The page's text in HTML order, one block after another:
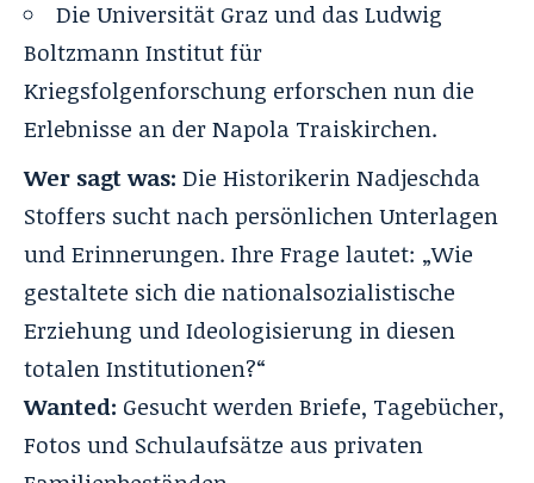
Die Universität Graz und das Ludwig
Boltzmann Institut für
Kriegsfolgenforschung erforschen nun die
Erlebnisse an der Napola Traiskirchen.
Wer sagt was: Die Historikerin Nadjeschda
Stoffers sucht nach persönlichen Unterlagen
und Erinnerungen. Ihre Frage lautet: „Wie
gestaltete sich die nationalsozialistische
Erziehung und Ideologisierung in diesen
totalen Institutionen?“
Wanted: Gesucht werden Briefe, Tagebücher,
Fotos und Schulaufsätze aus privaten